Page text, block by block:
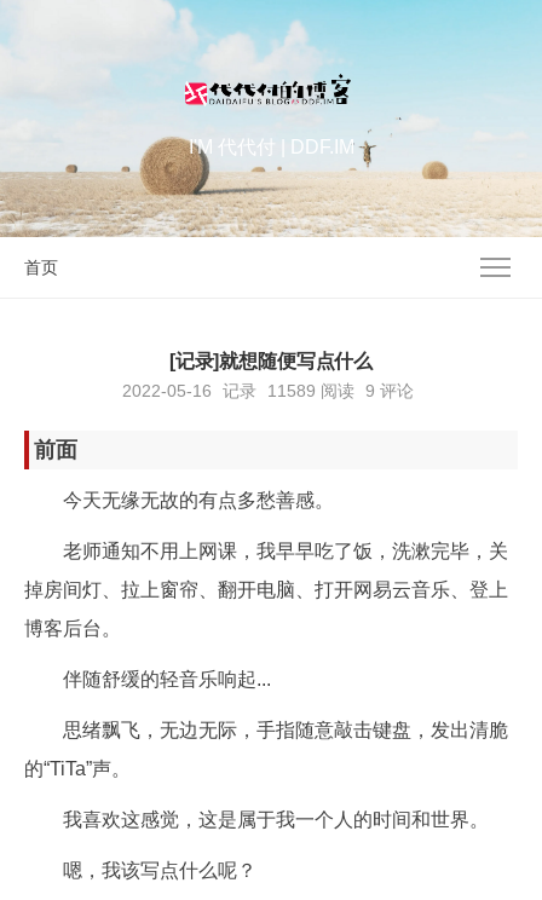
I'M 代代付 | DDF.IM
首页
[记录]就想随便写点什么
2022-05-16 记录 11589 阅读 9 评论
前面
今天无缘无故的有点多愁善感。
老师通知不用上网课，我早早吃了饭，洗漱完毕，关
掉房间灯、拉上窗帘、翻开电脑、打开网易云音乐、登上
博客后台。
伴随舒缓的轻音乐响起...
思绪飘飞，无边无际，手指随意敲击键盘，发出清脆
的“TiTa”声。
我喜欢这感觉，这是属于我一个人的时间和世界。
嗯，我该写点什么呢？